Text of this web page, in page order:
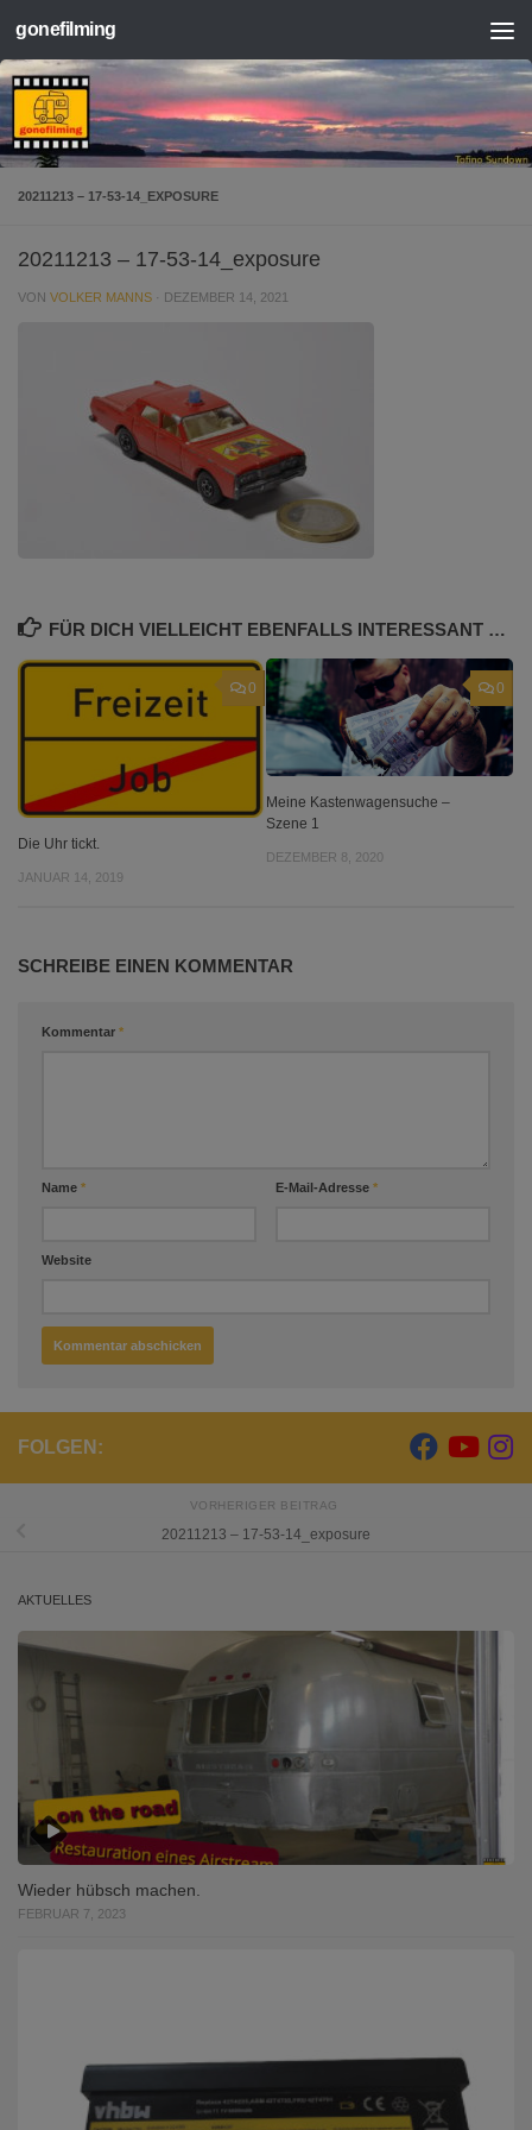
Zum Inhalt springen
gonefilming
20211213 – 17-53-14_EXPOSURE
20211213 – 17-53-14_exposure
VON VOLKER MANNS · DEZEMBER 14, 2021
FÜR DICH VIELLEICHT EBENFALLS INTERESSANT …
0
Die Uhr tickt.
JANUAR 14, 2019
0
Meine Kastenwagensuche –
Szene 1
DEZEMBER 8, 2020
SCHREIBE EINEN KOMMENTAR
Kommentar *
Name * E-Mail-Adresse *
Website
FOLGEN:
VORHERIGER BEITRAG
20211213 – 17-53-14_exposure
AKTUELLES
Wieder hübsch machen.
FEBRUAR 7, 2023